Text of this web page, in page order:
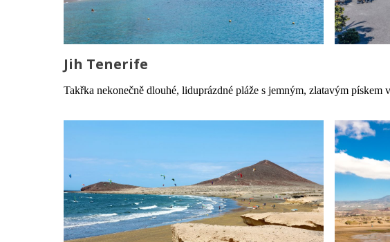
Jih Tenerife
Takřka nekonečně dlouhé, liduprázdné pláže s jemným, zlatavým